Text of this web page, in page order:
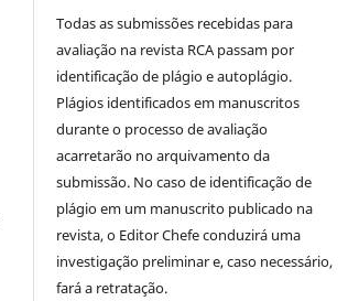
Todas as submissões recebidas para
avaliação na revista RCA passam por
identificação de plágio e autoplágio.
Plágios identificados em manuscritos
durante o processo de avaliação
acarretarão no arquivamento da
submissão. No caso de identificação de
plágio em um manuscrito publicado na
revista, o Editor Chefe conduzirá uma
investigação preliminar e, caso necessário,
fará a retratação.